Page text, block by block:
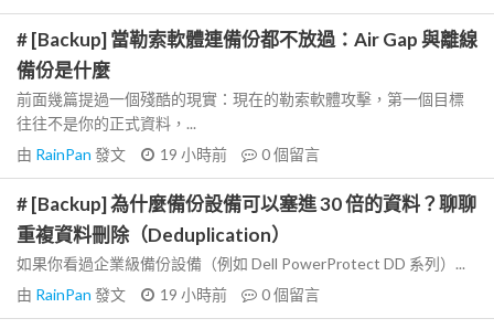
# [Backup] 當勒索軟體連備份都不放過：Air Gap 與離線
備份是什麼
前面幾篇提過一個殘酷的現實：現在的勒索軟體攻擊，第一個目標
往往不是你的正式資料，...
由 RainPan 發文 19 小時前 0個留言
# [Backup] 為什麼備份設備可以塞進 30 倍的資料？聊聊
重複資料刪除（Deduplication）
如果你看過企業級備份設備（例如 Dell PowerProtect DD 系列）...
由 RainPan 發文 19 小時前 0個留言